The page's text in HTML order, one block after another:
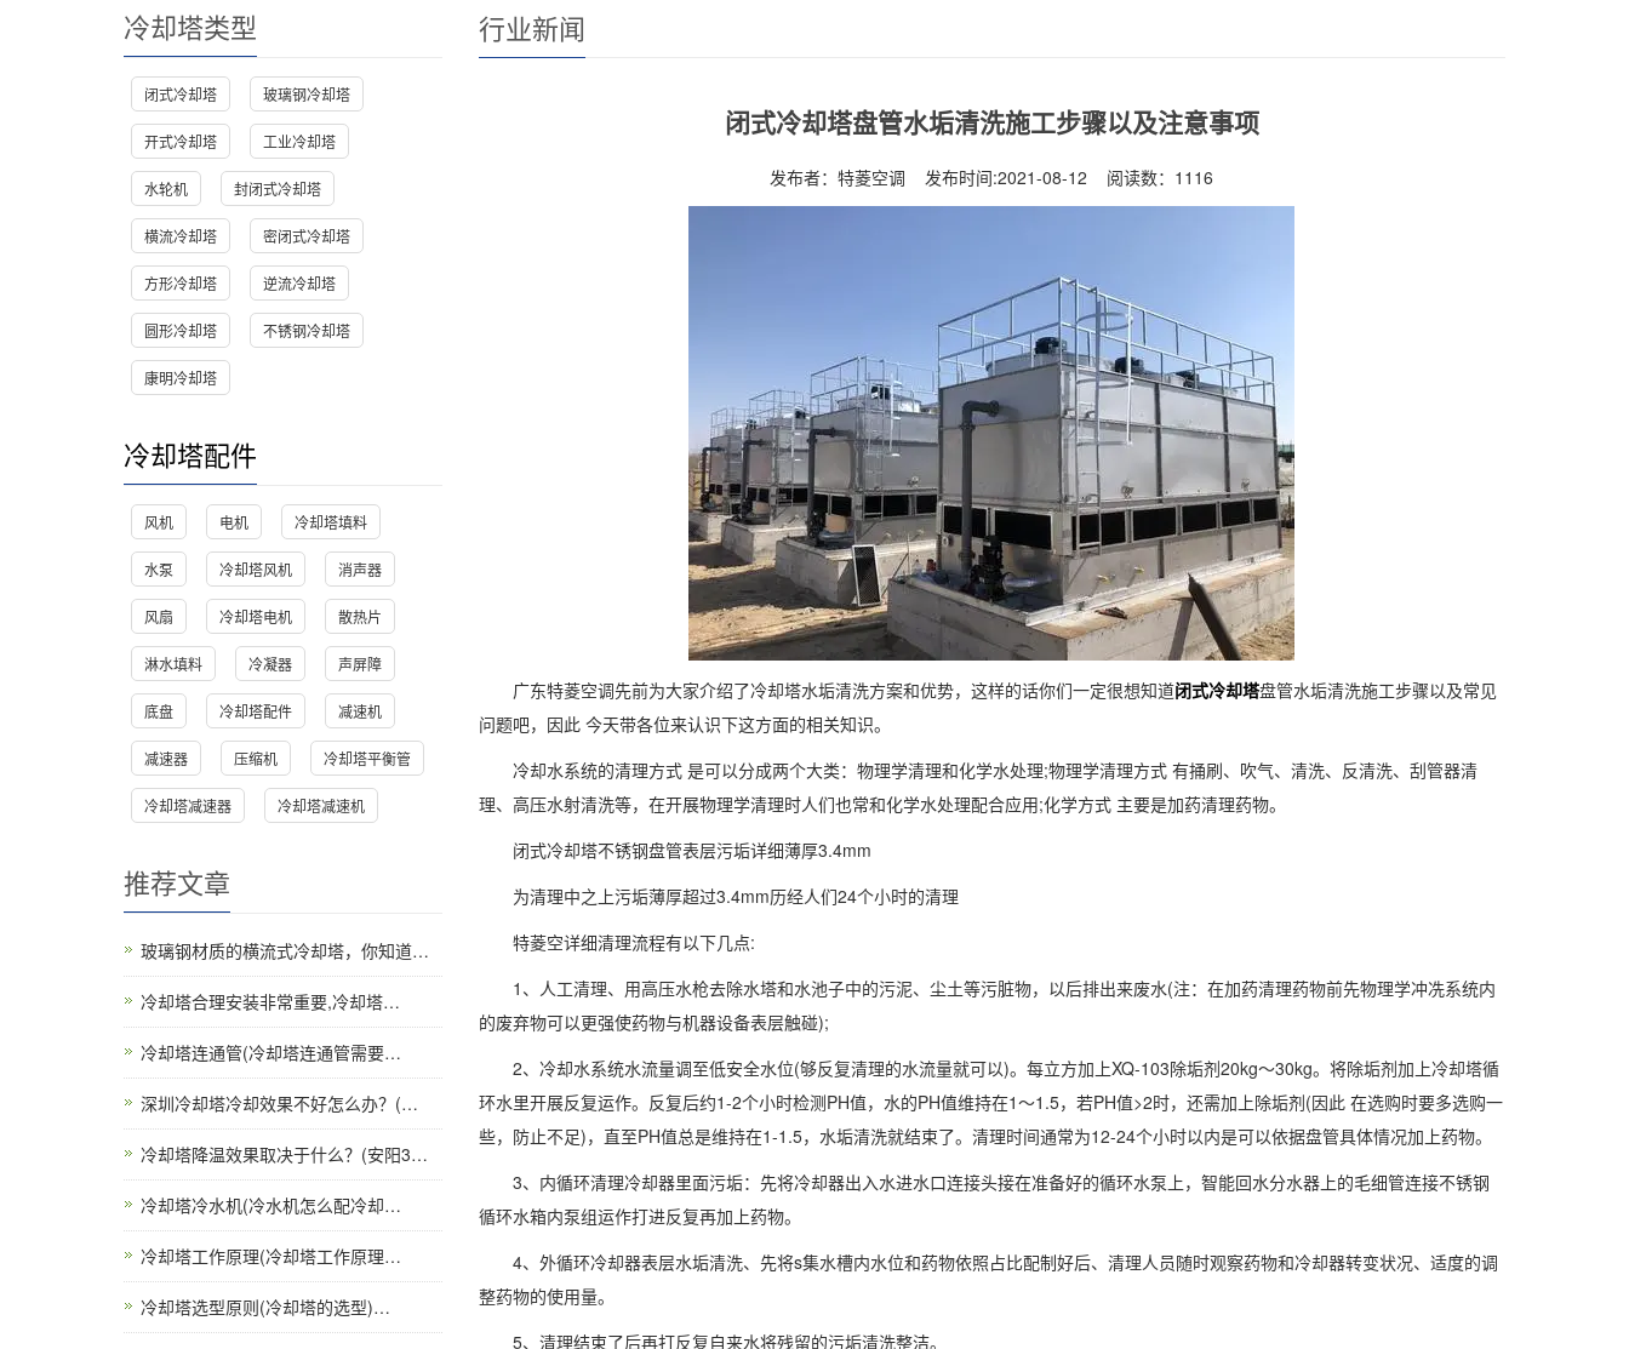
行业新闻
闭式冷却塔盘管水垢清洗施工步骤以及注意事项
发布者：特菱空调 发布时间:2021-08-12 阅读数： 1116
广东特菱空调先前为大家介绍了冷却塔水垢清洗方案和优势，这样的话你们一定很想知道闭式冷却塔盘管水垢清洗施工步骤以及常见
问题吧，因此 今天带各位来认识下这方面的相关知识。
冷却水系统的清理方式 是可以分成两个大类：物理学清理和化学水处理;物理学清理方式 有捅刷、吹气、清洗、反清洗、刮管器清
理、高压水射清洗等，在开展物理学清理时人们也常和化学水处理配合应用;化学方式 主要是加药清理药物。
闭式冷却塔不锈钢盘管表层污垢详细薄厚3.4mm
为清理中之上污垢薄厚超过3.4mm历经人们24个小时的清理
特菱空详细清理流程有以下几点:
1、人工清理、用高压水枪去除水塔和水池子中的污泥、尘土等污脏物，以后排出来废水(注：在加药清理药物前先物理学冲冼系统内
的废弃物可以更强使药物与机器设备表层触碰);
2、冷却水系统水流量调至低安全水位(够反复清理的水流量就可以)。每立方加上XQ-103除垢剂20kg～30kg。将除垢剂加上冷却塔循
环水里开展反复运作。反复后约1-2个小时检测PH值，水的PH值维持在1～1.5，若PH值>2时，还需加上除垢剂(因此 在选购时要多选购一
些，防止不足)，直至PH值总是维持在1-1.5，水垢清洗就结束了。清理时间通常为12-24个小时以内是可以依据盘管具体情况加上药物。
3、内循环清理冷却器里面污垢：先将冷却器出入水进水口连接头接在准备好的循环水泵上，智能回水分水器上的毛细管连接不锈钢
循环水箱内泵组运作打进反复再加上药物。
4、外循环冷却器表层水垢清洗、先将s集水槽内水位和药物依照占比配制好后、清理人员随时观察药物和冷却器转变状况、适度的调
整药物的使用量。
5、清理结束了后再打反复自来水将残留的污垢清洗整洁。
冷却塔类型
闭式冷却塔 玻璃钢冷却塔
开式冷却塔 工业冷却塔
水轮机 封闭式冷却塔
横流冷却塔 密闭式冷却塔
方形冷却塔 逆流冷却塔
圆形冷却塔 不锈钢冷却塔
康明冷却塔
冷却塔配件
风机 电机 冷却塔填料
水泵 冷却塔风机 消声器
风扇 冷却塔电机 散热片
淋水填料 冷凝器 声屏障
底盘 冷却塔配件 减速机
减速器 压缩机 冷却塔平衡管
冷却塔减速器 冷却塔减速机
推荐文章
玻璃钢材质的横流式冷却塔，你知道…
冷却塔合理安装非常重要,冷却塔…
冷却塔连通管(冷却塔连通管需要…
深圳冷却塔冷却效果不好怎么办？(…
冷却塔降温效果取决于什么？(安阳3…
冷却塔冷水机(冷水机怎么配冷却…
冷却塔工作原理(冷却塔工作原理…
冷却塔选型原则(冷却塔的选型)…